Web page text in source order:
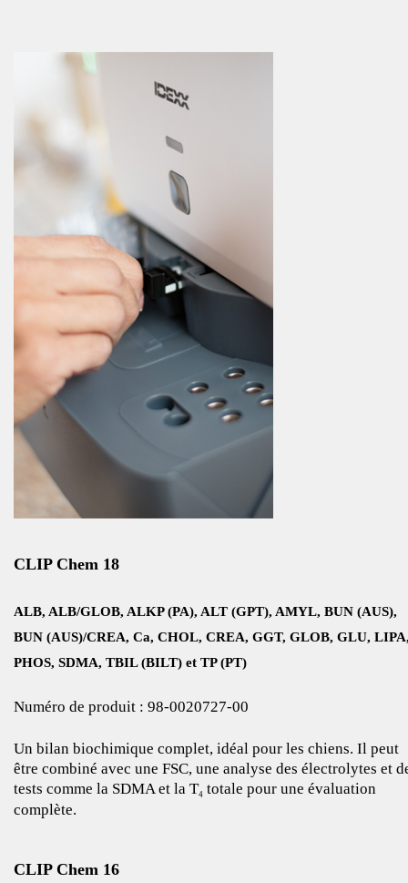
CLIP Chem 18
ALB, ALB/GLOB, ALKP (PA), ALT (GPT), AMYL, BUN (AUS),
BUN (AUS)/CREA, Ca, CHOL, CREA, GGT, GLOB, GLU,
PHOS, SDMA, TBIL (BILT) et TP (PT)
Numéro de produit : 98‑0020727‑00
Un bilan biochimique complet, idéal pour les chiens. Il peut
être combiné avec une FSC, une analyse des électrolytes et
tests comme la SDMA et la T4 totale pour une évaluation
complète.
CLIP Chem 16